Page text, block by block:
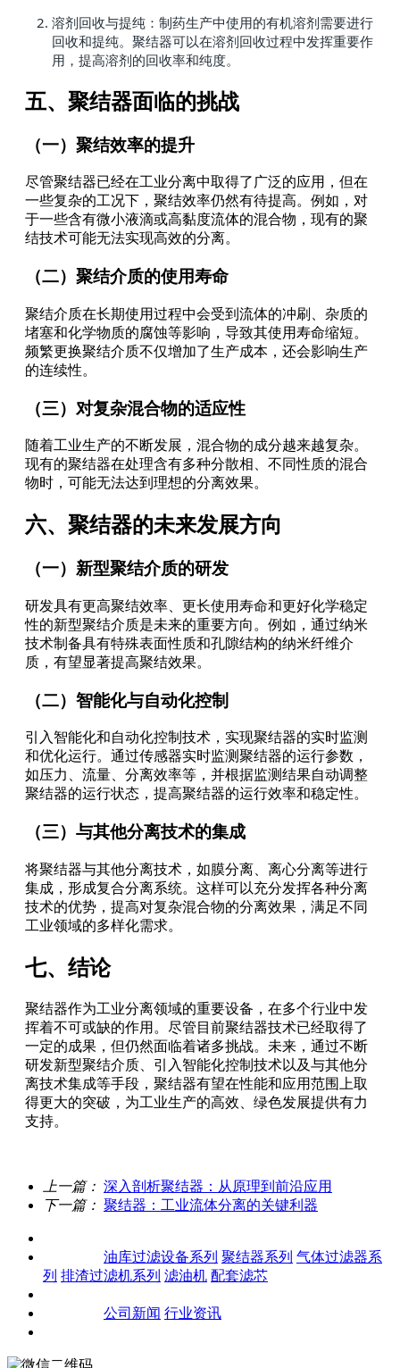
溶剂回收与提纯：制药生产中使用的有机溶剂需要进行
回收和提纯。聚结器可以在溶剂回收过程中发挥重要作
用，提高溶剂的回收率和纯度。
五、聚结器面临的挑战
（一）聚结效率的提升
尽管聚结器已经在工业分离中取得了广泛的应用，但在
一些复杂的工况下，聚结效率仍然有待提高。例如，对
于一些含有微小液滴或高黏度流体的混合物，现有的聚
结技术可能无法实现高效的分离。
（二）聚结介质的使用寿命
聚结介质在长期使用过程中会受到流体的冲刷、杂质的
堵塞和化学物质的腐蚀等影响，导致其使用寿命缩短。
频繁更换聚结介质不仅增加了生产成本，还会影响生产
的连续性。
（三）对复杂混合物的适应性
随着工业生产的不断发展，混合物的成分越来越复杂。
现有的聚结器在处理含有多种分散相、不同性质的混合
物时，可能无法达到理想的分离效果。
六、聚结器的未来发展方向
（一）新型聚结介质的研发
研发具有更高聚结效率、更长使用寿命和更好化学稳定
性的新型聚结介质是未来的重要方向。例如，通过纳米
技术制备具有特殊表面性质和孔隙结构的纳米纤维介
质，有望显著提高聚结效果。
（二）智能化与自动化控制
引入智能化和自动化控制技术，实现聚结器的实时监测
和优化运行。通过传感器实时监测聚结器的运行参数，
如压力、流量、分离效率等，并根据监测结果自动调整
聚结器的运行状态，提高聚结器的运行效率和稳定性。
（三）与其他分离技术的集成
将聚结器与其他分离技术，如膜分离、离心分离等进行
集成，形成复合分离系统。这样可以充分发挥各种分离
技术的优势，提高对复杂混合物的分离效果，满足不同
工业领域的多样化需求。
七、结论
聚结器作为工业分离领域的重要设备，在多个行业中发
挥着不可或缺的作用。尽管目前聚结器技术已经取得了
一定的成果，但仍然面临着诸多挑战。未来，通过不断
研发新型聚结介质、引入智能化控制技术以及与其他分
离技术集成等手段，聚结器有望在性能和应用范围上取
得更大的突破，为工业生产的高效、绿色发展提供有力
支持。
上一篇： 深入剖析聚结器：从原理到前沿应用
下一篇： 聚结器：工业流体分离的关键利器
油库过滤设备系列 聚结器系列 气体过滤器系
列 排渣过滤机系列 滤油机 配套滤芯
公司新闻 行业资讯